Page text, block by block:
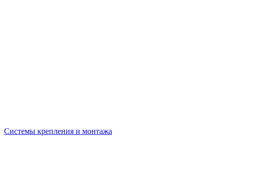
Системы крепления и монтажа